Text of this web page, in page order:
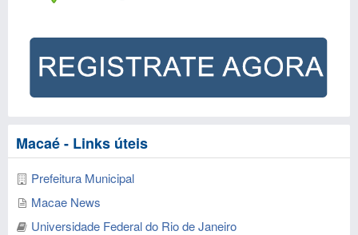
Macaé - Links úteis
Prefeitura Municipal
Macae News
Universidade Federal do Rio de Janeiro